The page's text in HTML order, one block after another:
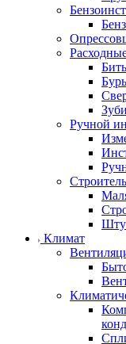
Ручной
Климат